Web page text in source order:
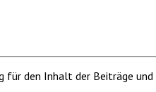
den Inhalt der Beiträge